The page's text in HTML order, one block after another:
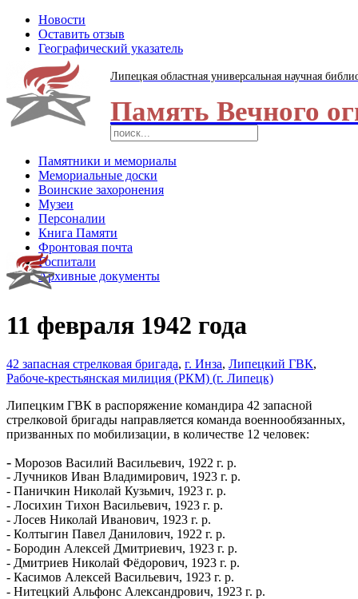
Новости
Оставить отзыв
Географический указатель
Липецкая областная универсальная научная
Память Вечного
Памятники и мемориалы
Мемориальные доски
Воинские захоронения
Музеи
Персоналии
Книга Памяти
Фронтовая почта
Госпитали
Архивные документы
11 февраля 1942 года
42 запасная стрелковая бригада, г. Инза, Липецкий ГВК,
Рабоче-крестьянская милиция (РКМ) (г. Липецк)
Липецким ГВК в распоряжение командира 42 запасной
стрелковой бригады направляется команда военнообязанных,
призванных по мобилизации, в количестве 12 человек:
- Морозов Василий Васильевич, 1922 г. р.
- Лучников Иван Владимирович, 1923 г. р.
- Паничкин Николай Кузьмич, 1923 г. р.
- Лосихин Тихон Васильевич, 1923 г. р.
- Лосев Николай Иванович, 1923 г. р.
- Колтыгин Павел Данилович, 1922 г. р.
- Бородин Алексей Дмитриевич, 1923 г. р.
- Дмитриев Николай Фёдорович, 1923 г. р.
- Касимов Алексей Васильевич, 1923 г. р.
- Нитецкий Альфонс Александрович, 1923 г. р.